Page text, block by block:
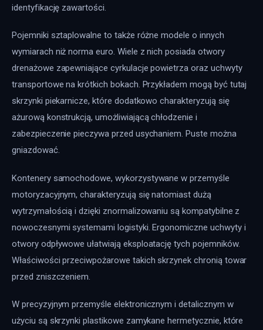
identyfikację zawartości.
Pojemniki sztaplowalne to także różne modele o innych
wymiarach niż norma euro. Wiele z nich posiada otwory
drenażowe zapewniające cyrkulacje powietrza oraz uchwyty
transportowe na krótkich bokach. Przykładem mogą być tutaj
skrzynki piekarnicze, które dodatkowo charakteryzują się
ażurową konstrukcją, umożliwiającą chłodzenie i
zabezpieczenie pieczywa przed usychaniem. Puste można
gniazdować.
Kontenery samochodowe, wykorzystywane w przemyśle
motoryzacyjnym, charakteryzują się natomiast dużą
wytrzymałością i dzięki znormalizowaniu są kompatybilne z
nowoczesnymi systemami logistyki. Ergonomiczne uchwyty i
otwory odpływowe ułatwiają eksploatację tych pojemników.
Właściwości przeciwpożarowe takich skrzynek chronią towar
przed zniszczeniem.
W precyzyjnym przemyśle elektronicznym i detalicznym w
użyciu są skrzynki plastikowe zamykane hermetycznie, które